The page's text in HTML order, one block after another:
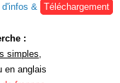
&
Téléchargement
:
simples
en anglais